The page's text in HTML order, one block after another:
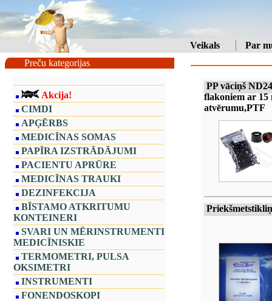
Veikals
Par
Preču kategorijas
Akcija!
CIMDI
APĢĒRBS
MEDICĪNAS SOMAS
PAPĪRA IZSTRĀDĀJUMI
PACIENTU APRŪRE
MEDICĪNAS TRAUKI
DEZINFEKCIJA
BĪSTAMO ATKRITUMU
KONTEINERI
SVARI UN MĒRINSTRUMENTI
MEDICĪNISKIE
TERMOMETRI, PULSA
OKSIMETRI
INSTRUMENTI
FONENDOSKOPI
PP vāciņš ND24
flakoniem ar 15
atvērumu,PTF